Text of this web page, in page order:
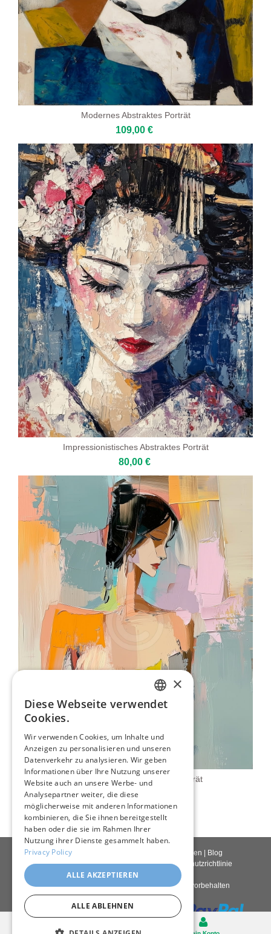
Modernes Abstraktes Porträt
109,00 €
Impressionistisches Abstraktes Porträt
80,00 €
Abstraktes Minimalistisches Porträt
80,00 €
Kontakt Anmelden | Blog
Lieferbedingungen|Rückgaberecht|Datenschutzrichtlinie
Copyright © 2026Pastel Brush– Alle Rechte vorbehalten
Desktop
ENGLISH
GERMAN
FRENCH
×
Diese Webseite verwendet
Cookies.
Wir verwenden Cookies, um Inhalte und
Anzeigen zu personalisieren und unseren
Datenverkehr zu analysieren. Wir geben
Informationen über Ihre Nutzung unserer
Website auch an unsere Werbe- und
Analysepartner weiter, die diese
möglicherweise mit anderen Informationen
kombinieren, die Sie ihnen bereitgestellt
haben oder die sie im Rahmen Ihrer
Nutzung ihrer Dienste gesammelt haben.
Privacy Policy
ALLE AKZEPTIEREN
ALLE ABLEHNEN